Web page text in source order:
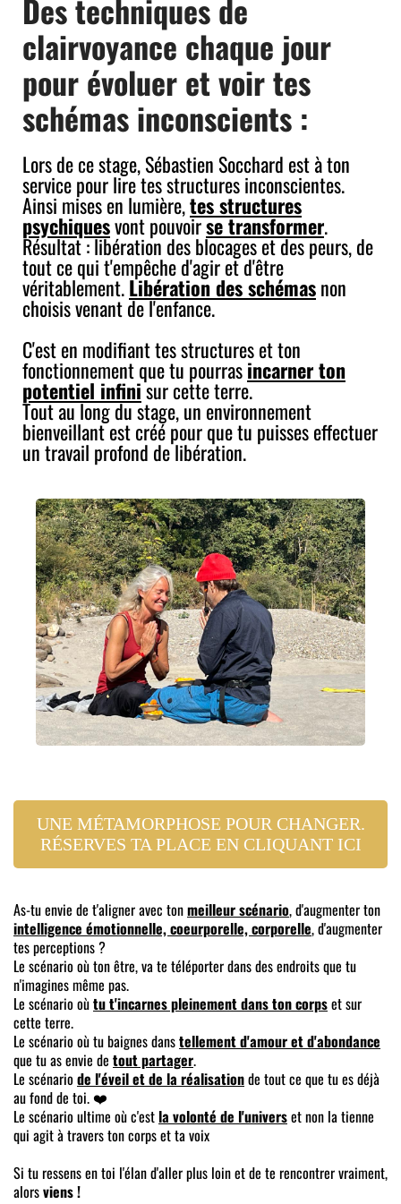
Des techniques de
clairvoyance chaque jour
pour évoluer et voir tes
schémas inconscients :
Lors de ce stage, Sébastien Socchard est à ton
service pour lire tes structures inconscientes.
Ainsi mises en lumière,tes structures
psychiquesvont pouvoirse transformer.
Résultat : libération des blocages et des peurs, de
tout ce qui t'empêche d'agir et d'être
véritablement.Libération des schémasnon
choisis venant de l'enfance.
C'est en modifiant tes structures et ton
fonctionnement que tu pourrasincarner ton
potentiel infinisur cette terre.
Tout au long du stage, un environnement
bienveillant est créé pour que tu puisses effectuer
un travail profond de libération.
UNE MÉTAMORPHOSE POUR CHANGER.
RÉSERVES TA PLACE EN CLIQUANT ICI
As-tu envie de t'aligner avec tonmeilleur scénario, d'augmenter ton
intelligence émotionnelle, coeurporelle, corporelle, d'augmenter
tes perceptions ?
Le scénario où ton être, va te téléporter dans des endroits que tu
n'imagines même pas.
Le scénario oùtu t'incarnes pleinement dans ton corpset sur
cette terre.
Le scénario où tu baignes danstellement d'amour et d'abondance
que tu as envie de tout partager.
Le scénariode l'éveil et de la réalisationde tout ce que tu es déjà
au fond de toi. ❤️
Le scénario ultime où c'est la volonté de l'universet non la tienne
qui agit à travers ton corps et ta voix
Si tu ressens en toi l'élan d'aller plus loin et de te rencontrer vraiment,
alorsviens !